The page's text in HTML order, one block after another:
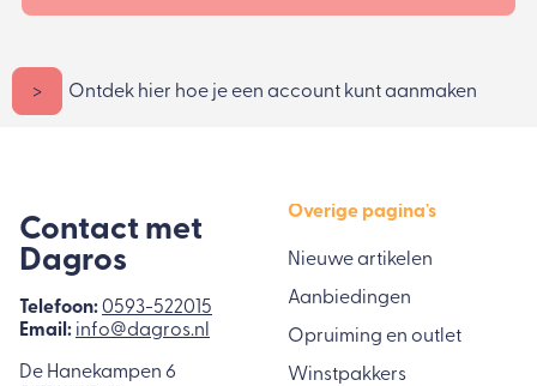
> Ontdek hier hoe je een account kunt aanmaken
Contact met
Dagros
Telefoon:0593-522015
Email: info@dagros.nl
De Hanekampen 6
Overige pagina's
Nieuwe artikelen
Aanbiedingen
Opruiming en outlet
Winstpakkers